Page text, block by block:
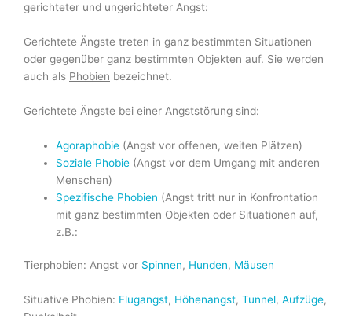
gerichteter und ungerichteter Angst:
Gerichtete Ängste treten in ganz bestimmten Situationen
oder gegenüber ganz bestimmten Objekten auf. Sie werden
auch als Phobien bezeichnet.
Gerichtete Ängste bei einer Angststörung sind:
Agoraphobie (Angst vor offenen, weiten Plätzen)
Soziale Phobie (Angst vor dem Umgang mit anderen
Menschen)
Spezifische Phobien (Angst tritt nur in Konfrontation
mit ganz bestimmten Objekten oder Situationen auf,
z.B.:
Tierphobien: Angst vor Spinnen, Hunden, Mäusen
Situative Phobien: Flugangst, Höhenangst, Tunnel, Aufzüge,